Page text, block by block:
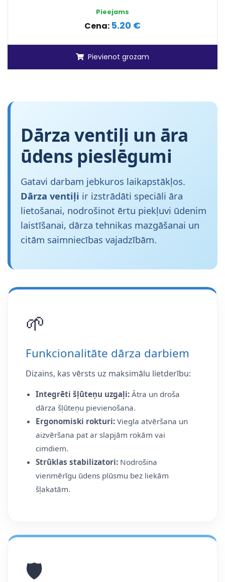
Pieejams
Cena: 5.20 €
Pievienot grozam
Dārza ventiļi un āra
ūdens pieslēgumi
Gatavi darbam jebkuros laikapstākļos.
Dārza ventiļi ir izstrādāti speciāli āra
lietošanai, nodrošinot ērtu piekļuvi ūdenim
laistīšanai, dārza tehnikas mazgāšanai un
citām saimniecības vajadzībām.
🌱
Funkcionalitāte dārza darbiem
Dizains, kas vērsts uz maksimālu lietderību:
Integrēti šļūteņu uzgaļi: Ātra un droša
dārza šļūteņu pievienošana.
Ergonomiski rokturi: Viegla atvēršana un
aizvēršana pat ar slapjām rokām vai
cimdiem.
Strūklas stabilizatori: Nodrošina
vienmērīgu ūdens plūsmu bez liekām
šļakatām.
🛡️